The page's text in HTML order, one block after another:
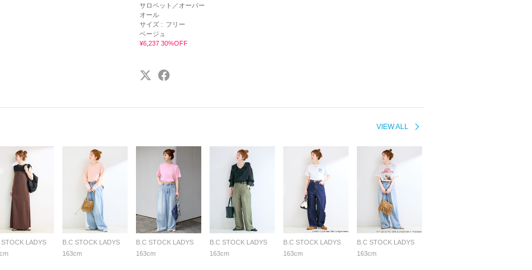
サロペット／オーバー
オール
サイズ : フリー
ベージュ
¥6,237 30%OFF
VIEW ALL
STOCK LADYS
B.C STOCK LADYS
163cm
B.C STOCK LADYS
163cm
B.C STOCK LADYS
163cm
B.C STOCK LADYS
163cm
B.C STOCK LADYS
163cm